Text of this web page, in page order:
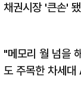
채권시장 '큰손'
"메모리 월 넘을
도 주목한 차세대